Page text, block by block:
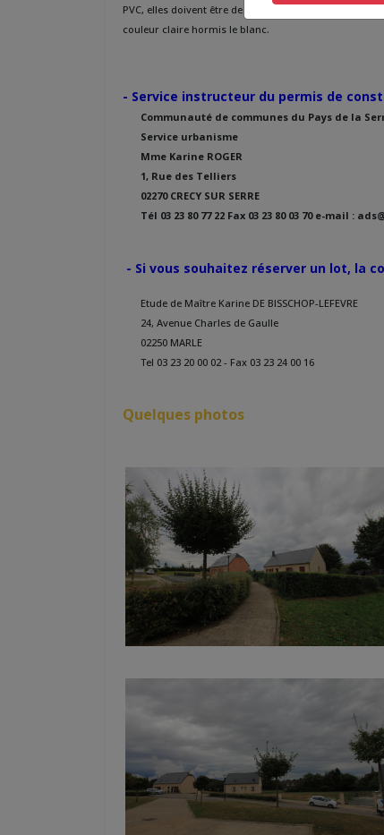
PVC, elles doivent être de couleur ivoire ou beige. La
couleur claire hormis le blanc.
- Service instructeur du permis de
Communauté de communes du Pays de la
Service urbanisme
Mme Karine ROGER
1, Rue des Telliers
02270 CRECY SUR SERRE
Tél 03 23 80 77 22 Fax 03 23 80 03 70 e-mail :
- Si vous souhaitez réserver un lot, la
Etude de Maître Karine DE BISSCHOP-LEFEVRE
24, Avenue Charles de Gaulle
02250 MARLE
Tel 03 23 20 00 02 - Fax 03 23 24 00 16
Quelques photos